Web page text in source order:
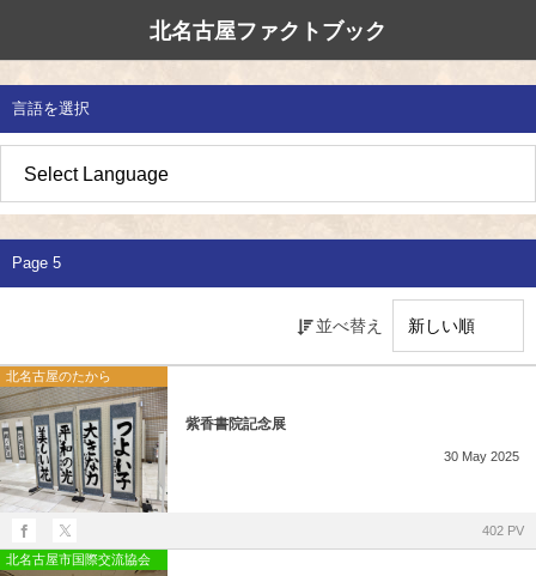
北名古屋ファクトブック
言語を選択
Page 5
並べ替え
北名古屋のたから
紫香書院記念展
30 May 2025
402 PV
北名古屋市国際交流協会
地域みがき
オススメの場所
イベント・活動紹介 草の根交流
多文化共生社
外国語講座
草の根交流
私たちの国際
ボランティア
北名古屋市国際交流協会について
所在地・お問合せ先
愛知県防災・